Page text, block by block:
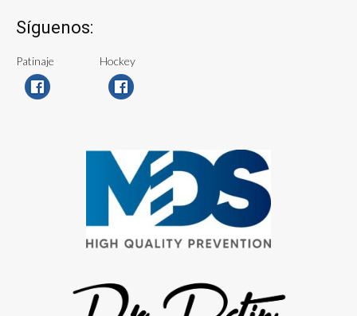
Síguenos:
Patinaje Hockey